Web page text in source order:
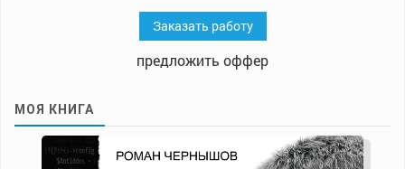
Заказать работу
предложить оффер
МОЯ КНИГА